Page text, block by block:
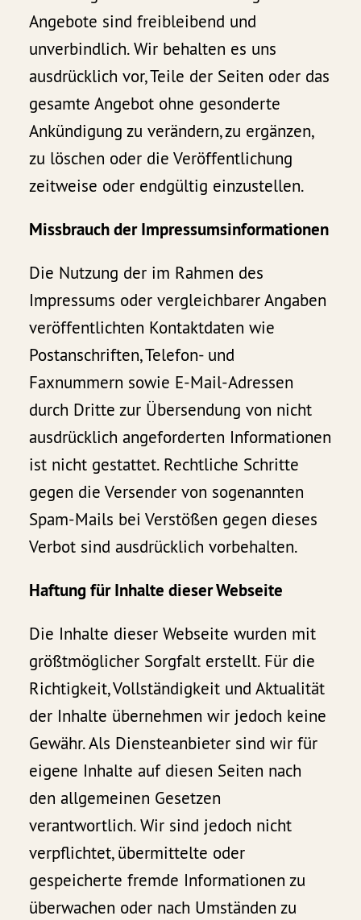
Angebote sind freibleibend und
unverbindlich. Wir behalten es uns
ausdrücklich vor, Teile der Seiten oder das
gesamte Angebot ohne gesonderte
Ankündigung zu verändern, zu ergänzen,
zu löschen oder die Veröffentlichung
zeitweise oder endgültig einzustellen.
Missbrauch der Impressumsinformationen
Die Nutzung der im Rahmen des
Impressums oder vergleichbarer Angaben
veröffentlichten Kontaktdaten wie
Postanschriften, Telefon- und
Faxnummern sowie E-Mail-Adressen
durch Dritte zur Übersendung von nicht
ausdrücklich angeforderten Informationen
ist nicht gestattet. Rechtliche Schritte
gegen die Versender von sogenannten
Spam-Mails bei Verstößen gegen dieses
Verbot sind ausdrücklich vorbehalten.
Haftung für Inhalte dieser Webseite
Die Inhalte dieser Webseite wurden mit
größtmöglicher Sorgfalt erstellt. Für die
Richtigkeit, Vollständigkeit und Aktualität
der Inhalte übernehmen wir jedoch keine
Gewähr. Als Diensteanbieter sind wir für
eigene Inhalte auf diesen Seiten nach
den allgemeinen Gesetzen
verantwortlich. Wir sind jedoch nicht
verpflichtet, übermittelte oder
gespeicherte fremde Informationen zu
überwachen oder nach Umständen zu